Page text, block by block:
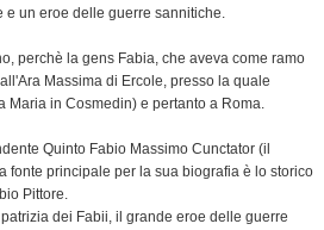
e un eroe delle guerre sannitiche.
perchè la gens Fabia, che aveva come ramo
Massima di Ercole, presso la quale
in Cosmedin) e pertanto a Roma.
Quinto Fabio Massimo Cunctator (il
fonte principale per la sua biografia è lo storico
Pittore.
dei Fabii, il grande eroe delle guerre